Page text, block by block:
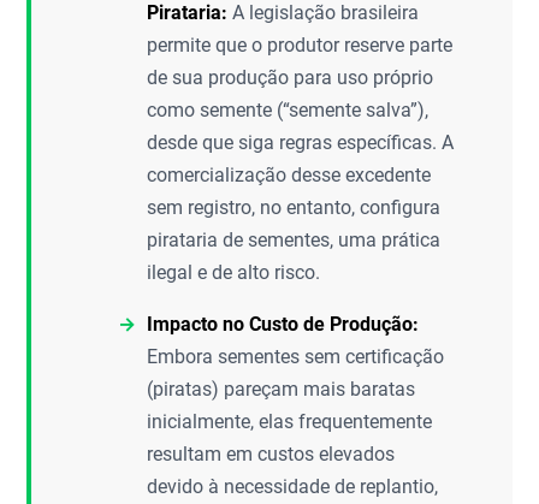
Pirataria: A legislação brasileira
permite que o produtor reserve parte
de sua produção para uso próprio
como semente (“semente salva”),
desde que siga regras específicas. A
comercialização desse excedente
sem registro, no entanto, configura
pirataria de sementes, uma prática
ilegal e de alto risco.
Impacto no Custo de Produção:
Embora sementes sem certificação
(piratas) pareçam mais baratas
inicialmente, elas frequentemente
resultam em custos elevados
devido à necessidade de replantio,